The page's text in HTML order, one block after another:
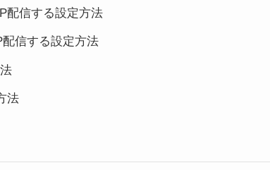
配信する設定方法
信する設定方法
法